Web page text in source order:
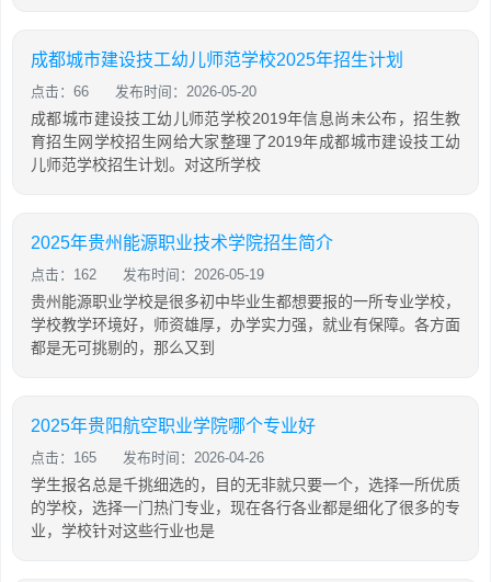
成都城市建设技工幼儿师范学校2025年招生计划
点击：66 发布时间：2026-05-20
成都城市建设技工幼儿师范学校2019年信息尚未公布，招生教
育招生网学校招生网给大家整理了2019年成都城市建设技工幼
儿师范学校招生计划。对这所学校
2025年贵州能源职业技术学院招生简介
点击：162 发布时间：2026-05-19
贵州能源职业学校是很多初中毕业生都想要报的一所专业学校，
学校教学环境好，师资雄厚，办学实力强，就业有保障。各方面
都是无可挑剔的，那么又到
2025年贵阳航空职业学院哪个专业好
点击：165 发布时间：2026-04-26
学生报名总是千挑细选的，目的无非就只要一个，选择一所优质
的学校，选择一门热门专业，现在各行各业都是细化了很多的专
业，学校针对这些行业也是